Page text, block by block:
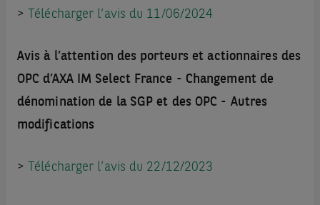
> Télécharger l’avis du 11/06/2024
Avis à l’attention des porteurs et actionnaires des
OPC d’AXA IM Select France - Changement de
dénomination de la SGP et des OPC - Autres
modifications
> Télécharger l’avis du 22/12/2023